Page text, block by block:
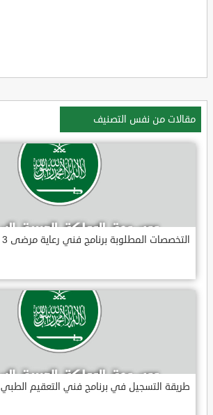
مقالات من نفس التصنيف
التخصصات المطلوبة برنامج فني رعاية مرضى 3
طريقة التسجيل في برنامج فني التعقيم الطبي